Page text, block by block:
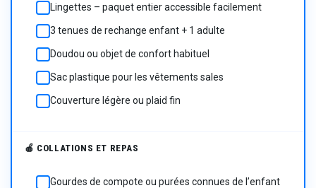
Lingettes – paquet entier accessible facilement
3 tenues de rechange enfant + 1 adulte
Doudou ou objet de confort habituel
Sac plastique pour les vêtements sales
Couverture légère ou plaid fin
🍎 COLLATIONS ET REPAS
Gourdes de compote ou purées connues de l’enfant